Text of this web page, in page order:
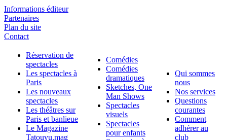
Informations éditeur
Partenaires
Plan du site
Contact
Réservation de
spectacles
Les spectacles à
Paris
Les nouveaux
spectacles
Les théâtres sur
Paris et banlieue
Le Magazine
Tatouvu.mag
Comédies
Comédies
dramatiques
Sketches, One
Man Shows
Spectacles
visuels
Spectacles
pour enfants
Qui sommes
nous
Nos services
Questions
courantes
Comment
adhérer au
club